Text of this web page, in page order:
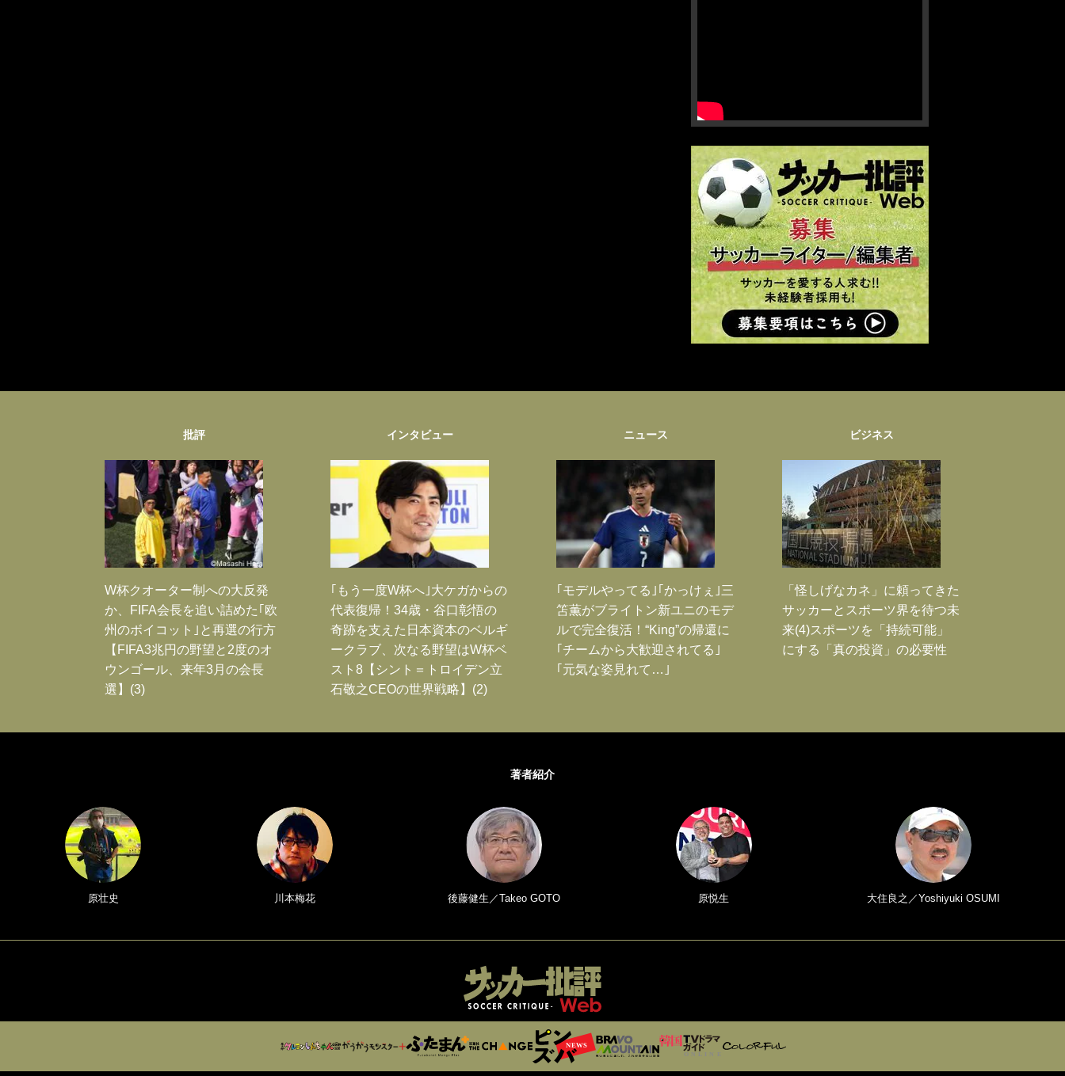
批評
W杯クオーター制への大反発
か、FIFA会長を追い詰めた｢欧
州のボイコット｣と再選の行方
【FIFA3兆円の野望と2度のオ
ウンゴール、来年3月の会長
選】(3)
インタビュー
｢もう一度W杯へ｣大ケガからの
代表復帰！34歳・谷口彰悟の
奇跡を支えた日本資本のベルギ
ークラブ、次なる野望はW杯ベ
スト8【シント＝トロイデン立
石敬之CEOの世界戦略】(2)
ニュース
｢モデルやってる｣｢かっけぇ｣三
笘薫がブライトン新ユニのモデ
ルで完全復活！“King”の帰還に
｢チームから大歓迎されてる｣
｢元気な姿見れて…｣
ビジネス
「怪しげなカネ」に頼ってきた
サッカーとスポーツ界を待つ未
来(4)スポーツを「持続可能」
にする「真の投資」の必要性
著者紹介
原壮史 川本梅花 後藤健生／Takeo GOTO 原悦生 大住良之／Yoshiyuki OSUMI